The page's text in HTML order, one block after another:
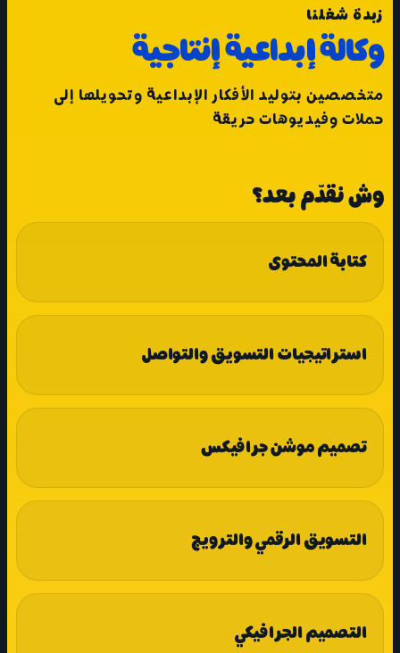
زبدة شغلنا
وكالة إبداعية إنتاجية
متخصصين بتوليد الأفكار الإبداعية وتحويلها إلى
حملات وفيديوهات حريقة
وش نقدّم بعد؟
كتابة المحتوى
استراتيجيات التسويق والتواصل
تصميم موشن جرافيكس
التسويق الرقمي والترويج
التصميم الجرافيكي